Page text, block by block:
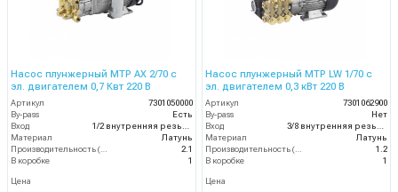
Насос плунжерный MTP AX 2/70 с
эл. двигателем 0,7 Квт 220 В
Артикул
7301050000
By-pass
Есть
Вход
Материал
Латунь
2.1
В коробке
1
Цена
Насос плунжерный MTP LW 1/70 с
эл. двигателем 0,3 кВт 220 В
Артикул
7301062900
By-pass
Нет
Вход
Материал
Латунь
1.2
В коробке
1
Цена